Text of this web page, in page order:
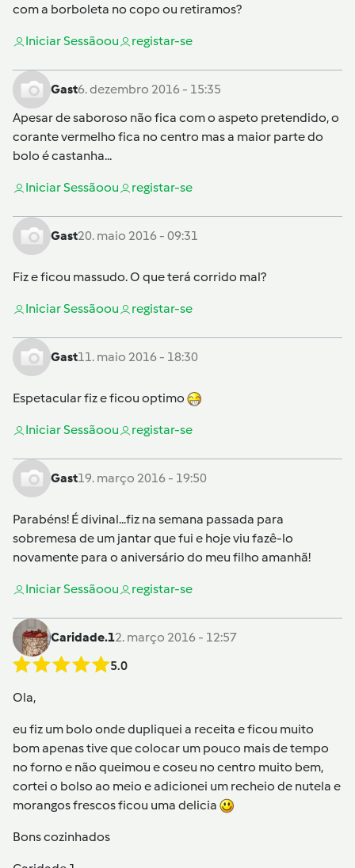
com a borboleta no copo ou retiramos?
Iniciar Sessãoou registar-se
Gast6. dezembro 2016 - 15:35
Apesar de saboroso não fica com o aspeto pretendido, o
corante vermelho fica no centro mas a maior parte do
bolo é castanha...
Iniciar Sessãoou registar-se
Gast20. maio 2016 - 09:31
Fiz e ficou massudo. O que terá corrido mal?
Iniciar Sessãoou registar-se
Gast11. maio 2016 - 18:30
Espetacular fiz e ficou optimo
Iniciar Sessãoou registar-se
Gast19. março 2016 - 19:50
Parabéns! É divinal...fiz na semana passada para
sobremesa de um jantar que fui e hoje viu fazê-lo
novamente para o aniversário do meu filho amanhã!
Iniciar Sessãoou registar-se
Caridade.12. março 2016 - 12:57
5.0
Ola,
eu fiz um bolo onde dupliquei a receita e ficou muito
bom apenas tive que colocar um pouco mais de tempo
no forno e não queimou e coseu no centro muito bem,
cortei o bolso ao meio e adicionei um recheio de nutela e
morangos frescos ficou uma delicia
Bons cozinhados